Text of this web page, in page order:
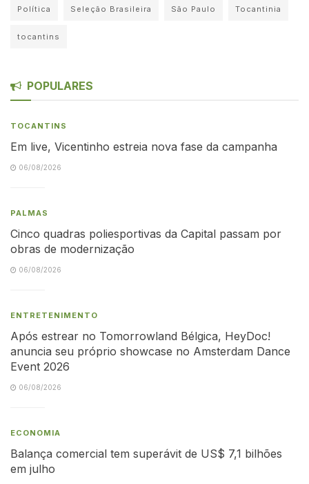
Política Seleção Brasileira São Paulo Tocantinia
tocantins
POPULARES
TOCANTINS
Em live, Vicentinho estreia nova fase da campanha
06/08/2026
PALMAS
Cinco quadras poliesportivas da Capital passam por
obras de modernização
06/08/2026
ENTRETENIMENTO
Após estrear no Tomorrowland Bélgica, HeyDoc!
anuncia seu próprio showcase no Amsterdam Dance
Event 2026
06/08/2026
ECONOMIA
Balança comercial tem superávit de US$ 7,1 bilhões
em julho